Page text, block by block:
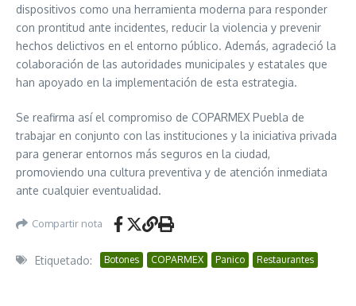
dispositivos como una herramienta moderna para responder
con prontitud ante incidentes, reducir la violencia y prevenir
hechos delictivos en el entorno público. Además, agradeció la
colaboración de las autoridades municipales y estatales que
han apoyado en la implementación de esta estrategia.
Se reafirma así el compromiso de COPARMEX Puebla de
trabajar en conjunto con las instituciones y la iniciativa privada
para generar entornos más seguros en la ciudad,
promoviendo una cultura preventiva y de atención inmediata
ante cualquier eventualidad.
Compartir nota
Etiquetado: Botones COPARMEX Panico Restaurantes